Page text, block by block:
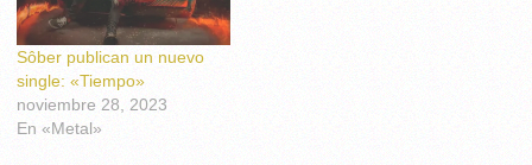
Sôber publican un nuevo
single: «Tiempo»
noviembre 28, 2023
En «Metal»